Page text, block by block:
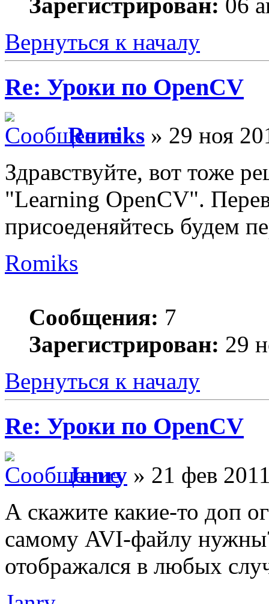
Вернуться к началу
Re: Уроки по OpenCV
Romiks » 29 ноя
Здравствуйте, вот тоже
"Learning OpenCV".
присоеденяйтесь будем
Romiks
Сообщения: 7
Зарегистрирован: 29
Вернуться к началу
Re: Уроки по OpenCV
Janry » 21 фев
А скажите какие-то доп
самому AVI-файлу
отображался в любых